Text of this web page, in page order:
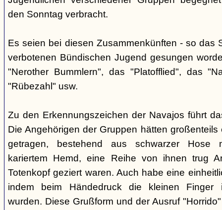
den Sonntag verbracht.
Es seien bei diesen Zusammenkünften - so das
verbotenen Bündischen Jugend gesungen
"Nerother Bummlern", das "Platofflied", das
"Rübezahl" usw.
Zu den Erkennungszeichen der Navajos führt
Die Angehörigen der Gruppen hätten
getragen, bestehend aus schwarzer Hose
kariertem Hemd, eine Reihe von ihnen trug
Totenkopf geziert waren. Auch habe eine
indem beim Händedruck die kleinen Finger
wurden. Diese Grußform und der Ausruf